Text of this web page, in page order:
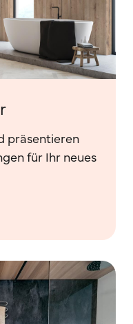
präsentieren
für Ihr neues